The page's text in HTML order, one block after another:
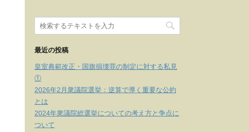
最近の投稿
皇室典範改正・国旗損壊罪の制定に対する私見
①
2026年2月衆議院選挙：逆算で導く重要な公約
とは
2024年衆議院総選挙についての考え方と争点に
ついて